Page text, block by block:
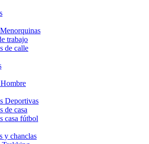
trabajo
de calle
Deportivas
de casa
casa fútbol
y chanclas